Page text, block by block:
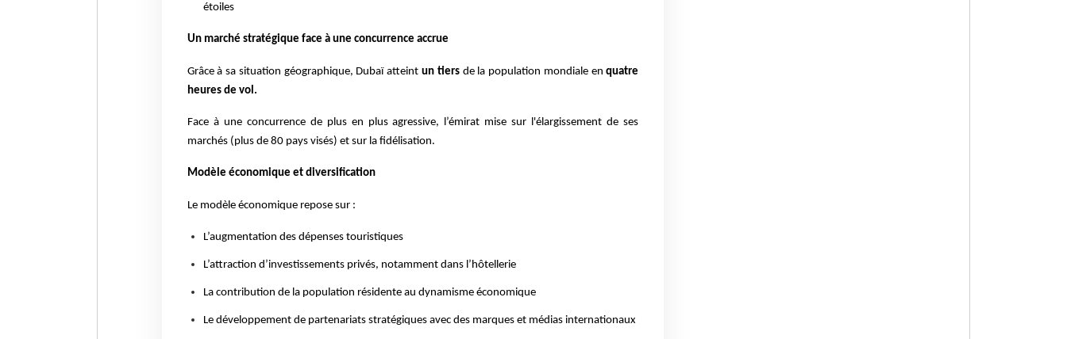
étoiles
Un marché stratégique face à une concurrence accrue
Grâce à sa situation géographique, Dubaï atteint un tiersde la population mondiale enquatre
heures de vol.
Face à une concurrence de plus en plus agressive, l’émirat mise sur l'élargissement de ses
marchés (plus de 80 pays visés) et sur la fidélisation.
Modèle économique et diversification
Le modèle économique repose sur :
L’augmentation des dépenses touristiques
L’attraction d’investissements privés, notamment dans l’hôtellerie
La contribution de la population résidente au dynamisme économique
Le développement de partenariats stratégiques avec des marques et médias internationaux